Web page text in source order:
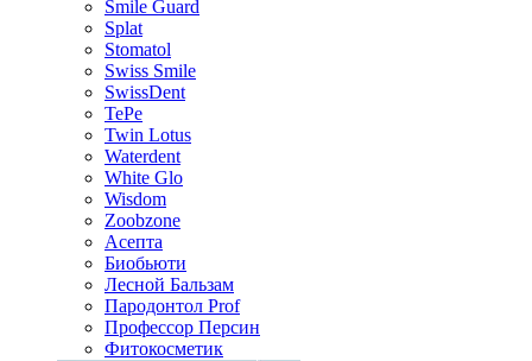
Smile Guard
Splat
Stomatol
Swiss Smile
SwissDent
TePe
Twin Lotus
Waterdent
White Glo
Wisdom
Zoobzone
Асепта
Биобьюти
Лесной Бальзам
Пародонтол Prof
Профессор Персин
Фитокосметик